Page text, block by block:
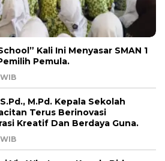
Kali Ini Menyasar SMAN 1
Pemula.
M.Pd. Kepala Sekolah
Terus Berinovasi
Kreatif Dan Berdaya Guna.